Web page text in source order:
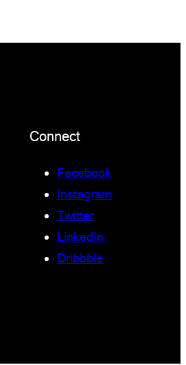
Connect
Facebook
Instagram
Twitter
LinkedIn
Dribbble